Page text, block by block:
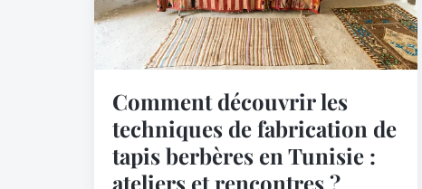
Comment découvrir les
techniques de fabrication de
tapis berbères en Tunisie :
ateliers et rencontres ?